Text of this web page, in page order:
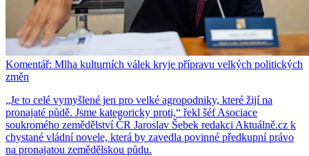
Komentář: Mlha kulturních válek kryje přípravu velkých politických
změn
„Je to celé vymyšlené jen pro velké agropodniky, které žijí na
pronajaté půdě. Jsme kategoricky proti,“ řekl šéf Asociace
soukromého zemědělství ČR Jaroslav Šebek redakci Aktuálně.cz k
chystané vládní novele, která by zavedla povinné předkupní právo
na pronajatou zemědělskou půdu.